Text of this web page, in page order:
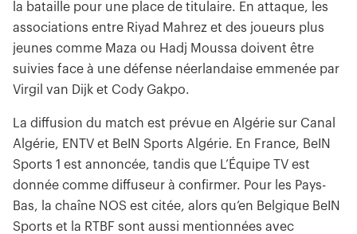
la bataille pour une place de titulaire. En attaque, les
associations entre Riyad Mahrez et des joueurs plus
jeunes comme Maza ou Hadj Moussa doivent être
suivies face à une défense néerlandaise emmenée par
Virgil van Dijk et Cody Gakpo.
La diffusion du match est prévue en Algérie sur Canal
Algérie, ENTV et BeIN Sports Algérie. En France, BeIN
Sports 1 est annoncée, tandis que L’Équipe TV est
donnée comme diffuseur à confirmer. Pour les Pays-
Bas, la chaîne NOS est citée, alors qu’en Belgique BeIN
Sports et la RTBF sont aussi mentionnées avec